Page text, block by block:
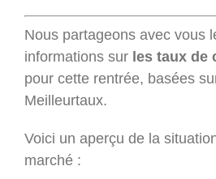
Nous partageons avec vous
informations sur les taux
pour cette rentrée, basées
Meilleurtaux.
Voici un aperçu de la
marché :